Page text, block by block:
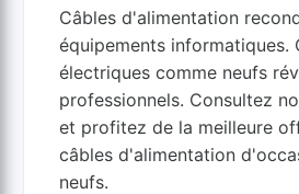
Câbles d'alimentation
équipements informatiques.
électriques comme neufs
professionnels. Consultez
et profitez de la meilleure
câbles d'alimentation
neufs.